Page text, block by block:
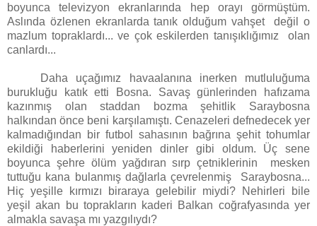
boyunca televizyon ekranlarında hep orayı görmüştüm.
Aslında özlenen ekranlarda tanık olduğum vahşet değil o
mazlum topraklardı... ve çok eskilerden tanışıklığımız olan
canlardı...
Daha uçağımız havaalanına inerken mutluluğuma
burukluğu katık etti Bosna. Savaş günlerinden hafızama
kazınmış olan staddan bozma şehitlik Saraybosna
halkından önce beni karşılamıştı. Cenazeleri defnedecek yer
kalmadığından bir futbol sahasının bağrına şehit tohumlar
ekildiği haberlerini yeniden dinler gibi oldum. Üç sene
boyunca şehre ölüm yağdıran sırp çetniklerinin mesken
tuttuğu kana bulanmış dağlarla çevrelenmiş Saraybosna...
Hiç yeşille kırmızı biraraya gelebilir miydi? Nehirleri bile
yeşil akan bu toprakların kaderi Balkan coğrafyasında yer
almakla savaşa mı yazgılıydı?